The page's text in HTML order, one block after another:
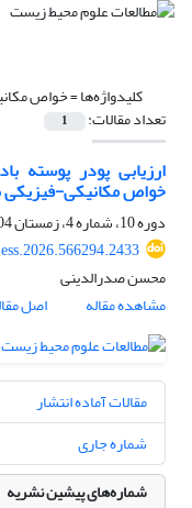
کلیدواژه‌ها =خواص
تعداد مقالات: 1
ارزیابی پودر پوسته
خواص مکانیکی-فیزیکی
دوره 10، شماره 4، زمستان 1404، صفحه
محسن صدرالدینی
مشاهده مقاله
اصل
مقالات آماده انتشار
شماره جاری
شماره‌های پیشین نشریه